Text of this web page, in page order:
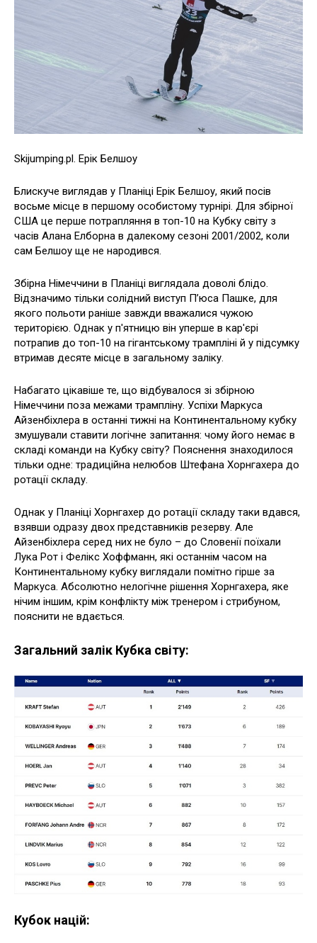
Skijumping.pl. Ерік Белшоу
Блискуче виглядав у Планіці Ерік Белшоу, який посів
восьме місце в першому особистому турнірі. Для збірної
США це перше потрапляння в топ-10 на Кубку світу з
часів Алана Елборна в далекому сезоні 2001/2002, коли
сам Белшоу ще не народився.
Збірна Німеччини в Планіці виглядала доволі блідо.
Відзначимо тільки солідний виступ П’юса Пашке, для
якого польоти раніше завжди вважалися чужою
територією. Однак у п'ятницю він уперше в кар'єрі
потрапив до топ-10 на гігантському трампліні й у підсумку
втримав десяте місце в загальному заліку.
Набагато цікавіше те, що відбувалося зі збірною
Німеччини поза межами трампліну. Успіхи Маркуса
Айзенбіхлера в останні тижні на Континентальному кубку
змушували ставити логічне запитання: чому його немає в
складі команди на Кубку світу? Пояснення знаходилося
тільки одне: традиційна нелюбов Штефана Хорнгахера до
ротації складу.
Однак у Планіці Хорнгахер до ротації складу таки вдався,
взявши одразу двох представників резерву. Але
Айзенбіхлера серед них не було – до Словенії поїхали
Лука Рот і Фелікс Хоффманн, які останнім часом на
Континентальному кубку виглядали помітно гірше за
Маркуса. Абсолютно нелогічне рішення Хорнгахера, яке
нічим іншим, крім конфлікту між тренером і стрибуном,
пояснити не вдається.
Загальний залік Кубка світу:
Кубок націй: